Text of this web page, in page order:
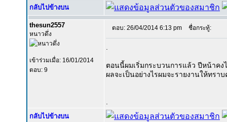
กลับไปข้างบน
thesun2557
หนาวดึ่ง
เข้าร่วมเมื่อ: 16/01/2014
ตอบ: 9
ตอบ: 26/04/2014 6:13 pm ชื่อกระทู้:
ตอนนี้ผมเริ่มกระบวนการแล้ว ปีหน้าค
ผลจะเป็นอย่างไรผมจะรายงานให้ทร
กลับไปข้างบน